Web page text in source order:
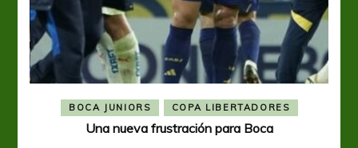
BOCA JUNIORS COPA LIBERTADORES
Una nueva frustración para Boca